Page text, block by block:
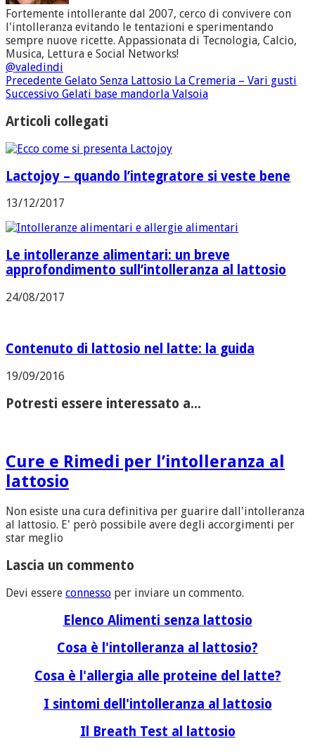
Fortemente intollerante dal 2007, cerco di convivere con
l'intolleranza evitando le tentazioni e sperimentando
sempre nuove ricette. Appassionata di Tecnologia, Calcio,
Musica, Lettura e Social Networks!
@valedindi
Precedente Gelato Senza Lattosio La Cremeria – Vari gusti
Successivo Gelati base mandorla Valsoia
Articoli collegati
Lactojoy – quando l’integratore si veste bene
13/12/2017
Le intolleranze alimentari: un breve
approfondimento sull’intolleranza al lattosio
24/08/2017
Contenuto di lattosio nel latte: la guida
19/09/2016
Potresti essere interessato a...
Cure e Rimedi per l’intolleranza al
lattosio
Non esiste una cura definitiva per guarire dall'intolleranza
al lattosio. E' però possibile avere degli accorgimenti per
star meglio
Lascia un commento
Devi essere connesso per inviare un commento.
Elenco Alimenti senza lattosio
Cosa è l'intolleranza al lattosio?
Cosa è l'allergia alle proteine del latte?
I sintomi dell'intolleranza al lattosio
Il Breath Test al lattosio